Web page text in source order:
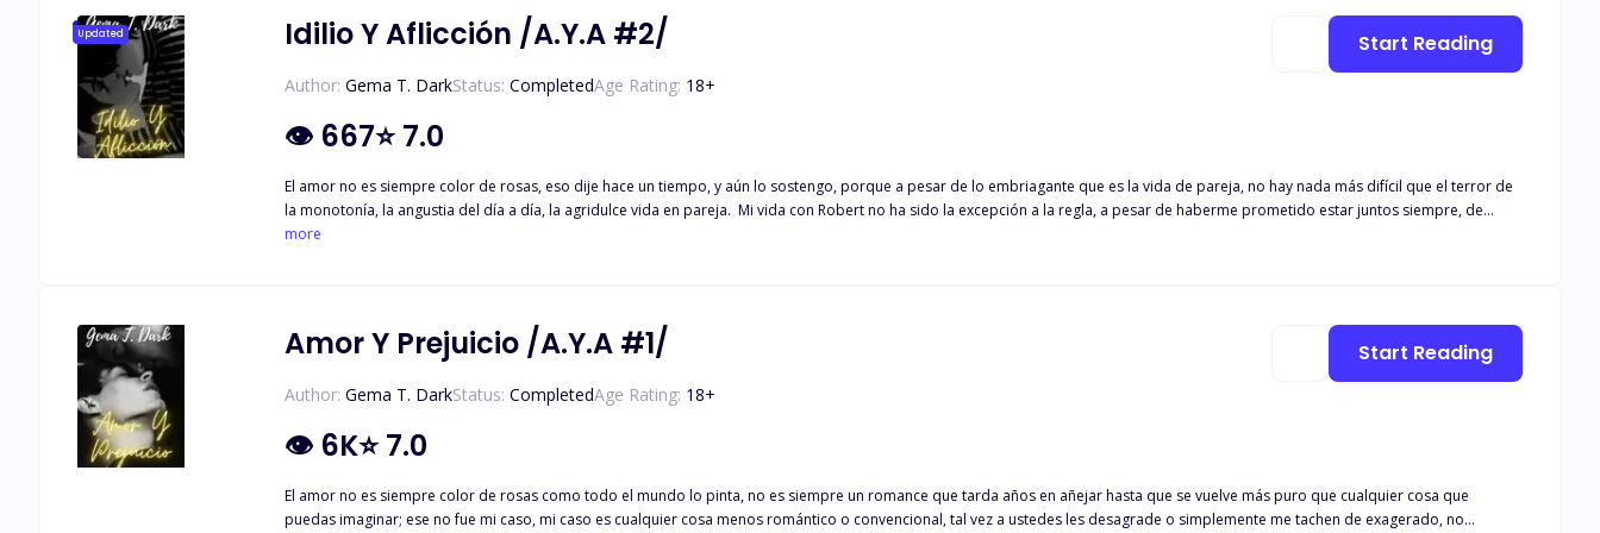
Updated Idilio Y Aflicción /A.Y.A #2/
Author: Gema T. DarkStatus: CompletedAge Rating: 18+
👁 667⭐7.0
El amor no es siempre color de rosas, eso dije hace un tiempo, y aún lo sostengo, porque a pesar de lo embriagante que es la vida de pareja, no hay nada más difícil que el terror de
la monotonía, la angustia del día a día, la agridulce vida en pareja. Mi vida con Robert no ha sido la excepción a la regla, a pesar de haberme prometido estar juntos siempre, de
jurarme cada día que me amaba, las inseguridades y los problemas nunca faltaron en nuestro día a día, sobre todo cuando la palabra "matrimonio" hizo acto de presencia, solo para
more
Start Reading
Amor Y Prejuicio /A.Y.A #1/
Author: Gema T. DarkStatus: CompletedAge Rating: 18+
👁 6K⭐7.0
El amor no es siempre color de rosas como todo el mundo lo pinta, no es siempre un romance que tarda años en añejar hasta que se vuelve más puro que cualquier cosa que
puedas imaginar; ese no fue mi caso, mi caso es cualquier cosa menos romántico o convencional, tal vez a ustedes les desagrade o simplemente me tachen de exagerado, no
Start Reading